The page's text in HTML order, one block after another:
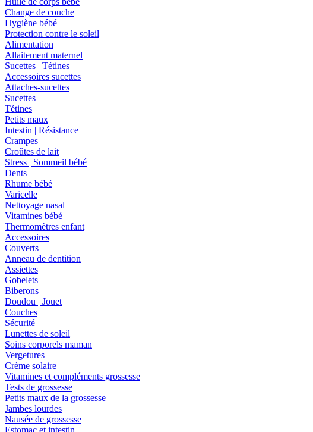
Change de couche
Hygiène bébé
Protection contre le soleil
Alimentation
Allaitement maternel
Sucettes | Tétines
Accessoires sucettes
Attaches-sucettes
Sucettes
Tétines
Petits maux
Intestin | Résistance
Crampes
Croûtes de lait
Stress | Sommeil bébé
Dents
Rhume bébé
Varicelle
Nettoyage nasal
Vitamines bébé
Thermomètres enfant
Accessoires
Couverts
Anneau de dentition
Assiettes
Gobelets
Biberons
Doudou | Jouet
Couches
Sécurité
Lunettes de soleil
Soins corporels maman
Vergetures
Crème solaire
Vitamines et compléments grossesse
Tests de grossesse
Petits maux de la grossesse
Jambes lourdes
Nausée de grossesse
Estomac et intestin